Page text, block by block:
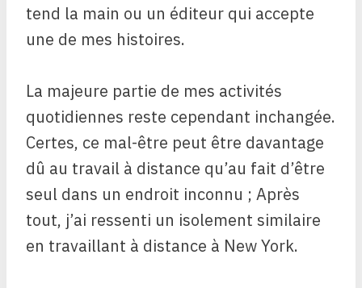
tend la main ou un éditeur qui accepte
une de mes histoires.
La majeure partie de mes activités
quotidiennes reste cependant inchangée.
Certes, ce mal-être peut être davantage
dû au travail à distance qu’au fait d’être
seul dans un endroit inconnu ; Après
tout, j’ai ressenti un isolement similaire
en travaillant à distance à New York.